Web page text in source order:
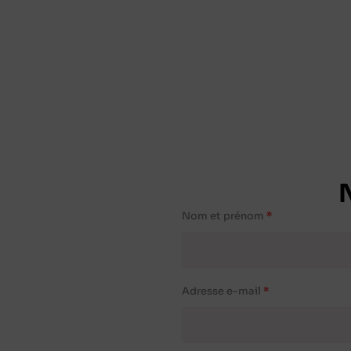
Nom et prénom
Adresse e-mail